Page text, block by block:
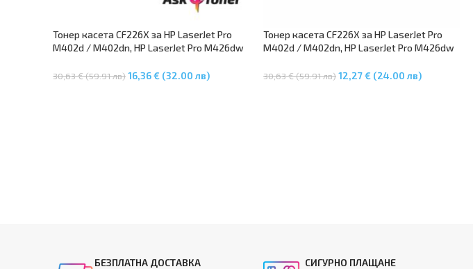
Тонер касета CF226X за HP LaserJet Pro
M402d / M402dn, HP LaserJet Pro M426dw
30,63 € (59.91 лв)16,36 € (32.00 лв)
Тонер касета CF226X за HP LaserJet Pro
M402d / M402dn, HP LaserJet Pro M426dw
30,63 € (59.91 лв)12,27 € (24.00 лв)
БЕЗПЛАТНА ДОСТАВКА СИГУРНО ПЛАЩАНЕ